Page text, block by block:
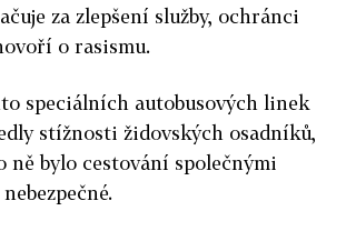
za zlepšení služby, ochránci
o rasismu.
speciálních autobusových linek
stížnosti židovských osadníků,
ně bylo cestování společnými